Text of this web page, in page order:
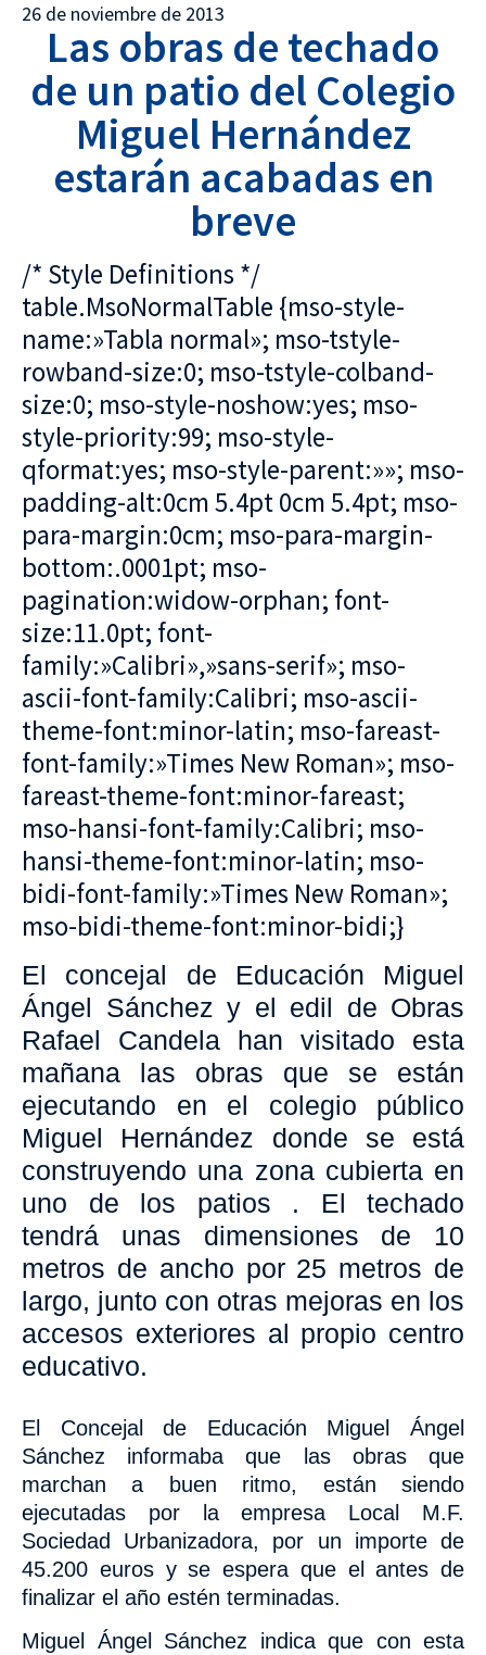
26 de noviembre de 2013
Las obras de techado
de un patio del Colegio
Miguel Hernández
estarán acabadas en
breve
/* Style Definitions */
table.MsoNormalTable {mso-style-
name:»Tabla normal»; mso-tstyle-
rowband-size:0; mso-tstyle-colband-
size:0; mso-style-noshow:yes; mso-
style-priority:99; mso-style-
qformat:yes; mso-style-parent:»»; mso-
padding-alt:0cm 5.4pt 0cm 5.4pt; mso-
para-margin:0cm; mso-para-margin-
bottom:.0001pt; mso-
pagination:widow-orphan; font-
size:11.0pt; font-
family:»Calibri»,»sans-serif»; mso-
ascii-font-family:Calibri; mso-ascii-
theme-font:minor-latin; mso-fareast-
font-family:»Times New Roman»; mso-
fareast-theme-font:minor-fareast;
mso-hansi-font-family:Calibri; mso-
hansi-theme-font:minor-latin; mso-
bidi-font-family:»Times New Roman»;
mso-bidi-theme-font:minor-bidi;}
El concejal de Educación Miguel
Ángel Sánchez y el edil de Obras
Rafael Candela han visitado esta
mañana las obras que se están
ejecutando en el colegio público
Miguel Hernández donde se está
construyendo una zona cubierta en
uno de los patios . El techado
tendrá unas dimensiones de 10
metros de ancho por 25 metros de
largo, junto con otras mejoras en los
accesos exteriores al propio centro
educativo.
El
Concejal de Educación Miguel Ángel
Sánchez
informaba que las obras que
marchan a buen ritmo, están siendo
ejecutadas por la empresa Local M.F.
Sociedad Urbanizadora, por un importe de
45.200 euros y se espera que el antes de
finalizar el año estén terminadas.
Miguel Ángel Sánchez indica que con esta